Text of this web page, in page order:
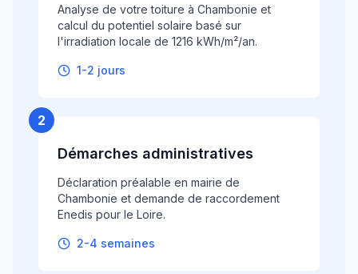
Analyse de votre toiture à Chambonie et
calcul du potentiel solaire basé sur
l'irradiation locale de 1216 kWh/m²/an.
1-2 jours
2
Démarches administratives
Déclaration préalable en mairie de
Chambonie et demande de raccordement
Enedis pour le Loire.
2-4 semaines